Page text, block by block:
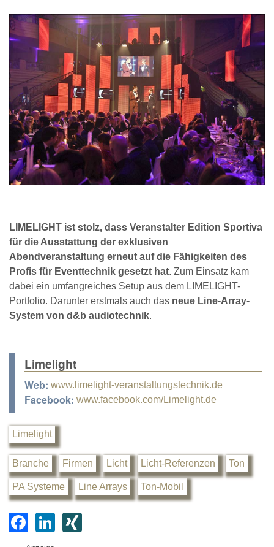
LIMELIGHT ist stolz, dass Veranstalter Edition Sportiva
für die Ausstattung der exklusiven
Abendveranstaltung erneut auf die Fähigkeiten des
Profis für Eventtechnik gesetzt hat. Zum Einsatz kam
dabei ein umfangreiches Setup aus dem LIMELIGHT-
Portfolio. Darunter erstmals auch das neue Line-Array-
System von d&b audiotechnik.
Limelight
Web: www.limelight-veranstaltungstechnik.de
Facebook: www.facebook.com/Limelight.de
Limelight
Branche Firmen Licht Licht-Referenzen Ton
PA Systeme Line Arrays Ton-Mobil
F
a
Li